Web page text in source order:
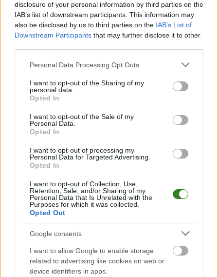
disclosure of your personal information by third parties on the
IAB’s list of downstream participants. This information may
also be disclosed by us to third parties on the IAB’s List of
Downstream Participants that may further disclose it to other
Please note that this website/app uses one or more Google
not limited to your visit or usage behaviour. You may click to
grant or deny consent to Google and its third-party tags to
use your data for below specified purposes in below Google
consent section.
Personal Data Processing Opt Outs
I want to opt-out of the Sharing of my
personal data.
Opted In
I want to opt-out of the Sale of my
Personal Data.
Opted In
I want to opt-out of processing my
Personal Data for Targeted Advertising.
Opted In
I want to opt-out of Collection, Use,
Retention, Sale, and/or Sharing of my
Personal Data that Is Unrelated with the
Purposes for which it was collected.
Opted Out
Google consents
I want to allow Google to enable storage
related to advertising like cookies on web or
device identifiers in apps.
CZYTAJ TAKŻE
Baraże Beskid
Lubartów. Gdzie
transmisja?
Znamy ostatniego
Wygrali baraże o
2026-06-20 08:08
Dziś finał baraży o
awans. Kto zagra w
3 lidze gr. IV w
nadchodzącym
sezonie?
⚠
Teraz komentarze są domyślnie ukryte, aby
poprawić komfort korzystania z serwisu. Kliknij
przycisk „Zobacz komentarze”, aby je wyświetlić i